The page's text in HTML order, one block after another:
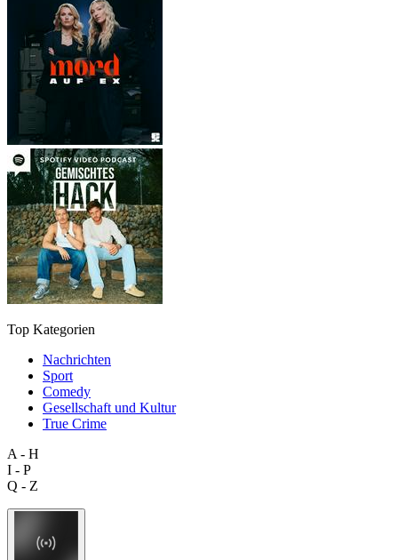
Top Kategorien
Nachrichten
Sport
Comedy
Gesellschaft und Kultur
True Crime
A - H
I - P
Q - Z